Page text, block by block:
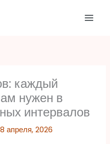
каждый
нужен в
интервалов
8 апреля, 2026